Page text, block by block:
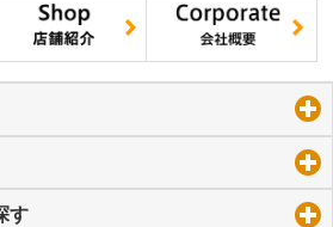
す